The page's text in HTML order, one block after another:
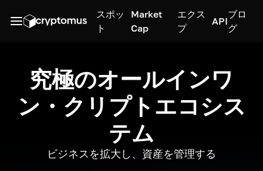
スポッ
ト
Market
Cap
エクス
プ
API
ブロ
グ
究極のオールインワ
ン・クリプトエコシス
テム
ビジネスを拡大し、資産を管理する